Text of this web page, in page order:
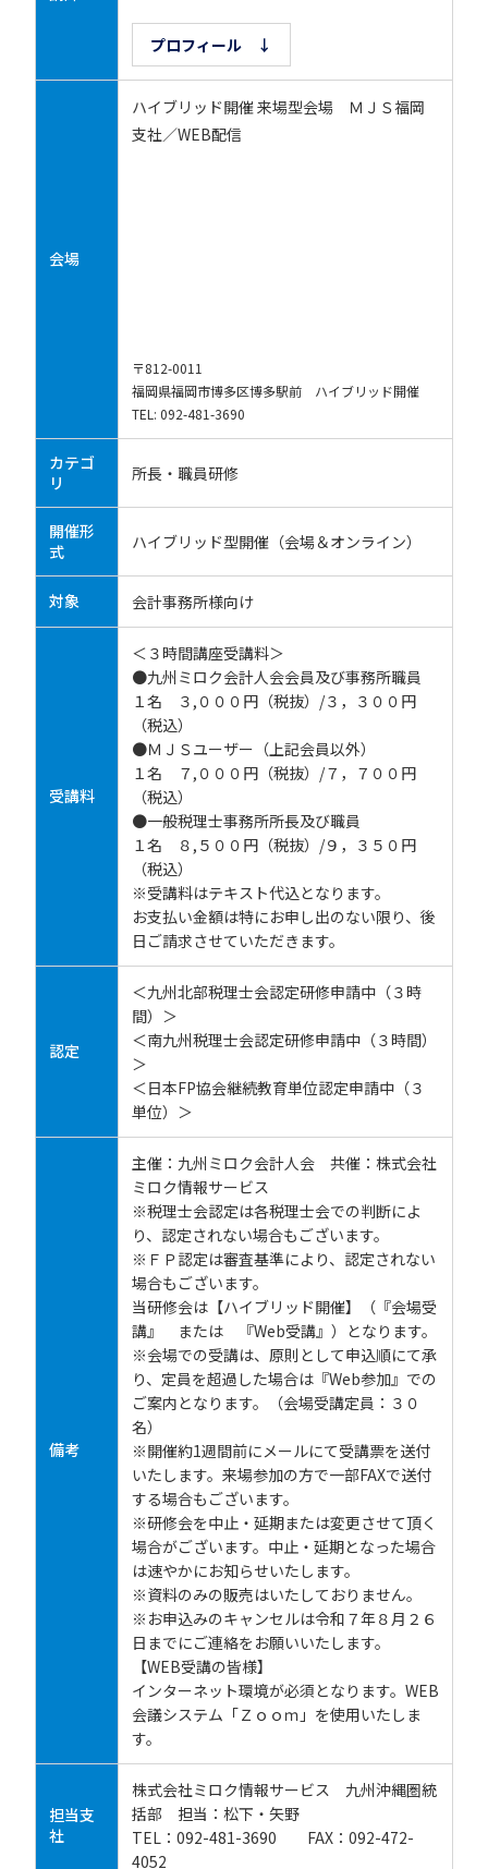
プロフィール ↓
会場
ハイブリッド開催 来場型会場 ＭＪＳ福岡
支社／WEB配信
〒812-0011
福岡県福岡市博多区博多駅前 ハイブリッド開催
TEL: 092-481-3690
カテゴ
リ
所長・職員研修
開催形
式
ハイブリッド型開催（会場＆オンライン）
対象 会計事務所様向け
受講料
＜３時間講座受講料＞
●九州ミロク会計人会会員及び事務所職員
１名 ３,０００円（税抜）/３，３００円
（税込）
●ＭＪＳユーザー（上記会員以外）
１名 ７,０００円（税抜）/７，７００円
（税込）
●一般税理士事務所所長及び職員
１名 ８,５００円（税抜）/９，３５０円
（税込）
※受講料はテキスト代込となります。
お支払い金額は特にお申し出のない限り、後
日ご請求させていただきます。
認定
＜九州北部税理士会認定研修申請中（３時
間）＞
＜南九州税理士会認定研修申請中（３時間）
＞
＜日本FP協会継続教育単位認定申請中（３
単位）＞
備考
主催：九州ミロク会計人会 共催：株式会社
ミロク情報サービス
※税理士会認定は各税理士会での判断によ
り、認定されない場合もございます。
※ＦＰ認定は審査基準により、認定されない
場合もございます。
当研修会は【ハイブリッド開催】（『会場受
講』 または 『Web受講』）となります。
※会場での受講は、原則として申込順にて承
り、定員を超過した場合は『Web参加』での
ご案内となります。（会場受講定員：３０
名）
※開催約1週間前にメールにて受講票を送付
いたします。来場参加の方で一部FAXで送付
する場合もございます。
※研修会を中止・延期または変更させて頂く
場合がございます。中止・延期となった場合
は速やかにお知らせいたします。
※資料のみの販売はいたしておりません。
※お申込みのキャンセルは令和７年８月２６
日までにご連絡をお願いいたします。
【WEB受講の皆様】
インターネット環境が必須となります。WEB
会議システム「Ｚｏｏｍ」を使用いたしま
す。
担当支
社
株式会社ミロク情報サービス 九州沖縄圏統
括部 担当：松下・矢野
TEL：092-481-3690 FAX：092-472-
4052